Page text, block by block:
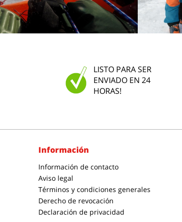
LISTO PARA SER
ENVIADO EN 24
HORAS!
Información
Información de contacto
Aviso legal
Términos y condiciones generales
Derecho de revocación
Declaración de privacidad